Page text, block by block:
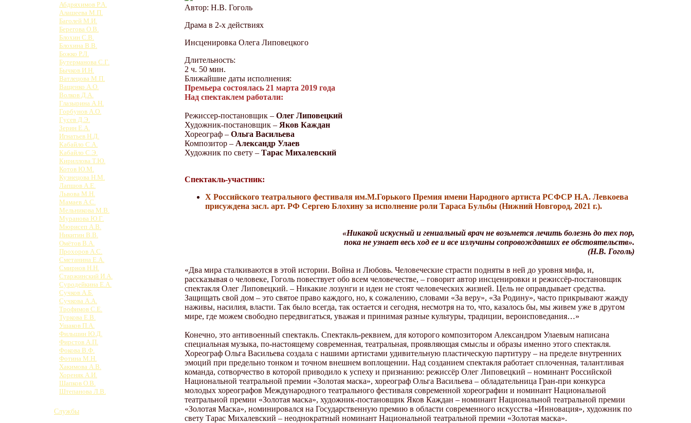
Абдряхимов Р.А.
Алашеева М.П.
Баголей М.И.
Берегова О.В.
Блохин С.В.
Блохина В.В.
Божко Р.Л.
Бутерманова С.Г.
Бычков И.Н.
Ватлецова М.П.
Ващенко А.О.
Волков Д.А.
Глазырина А.Н.
Горбунов А.О.
Гусев Д.Э.
Зерин Е.А.
Игнатьев Н.Д.
Кабайло С.А.
Кабайло С.Э.
Кириллова Т.Ю.
Котов Ю.М.
Кузнецова Н.М.
Лапшов А.Е.
Львова М.Н.
Мамаев А.С.
Мельникова М.В.
Муранова Ю.Г.
Мюрисеп А.В.
Никитин В.В.
Омётов В.А.
Прохоров А.С.
Сметанина Е.А.
Смирнов Н.Н.
Старжинский И.А.
Суродейкина Е.А.
Сучков А.Б.
Сучкова А.А.
Трофимов С.Е.
Туркова Е.В.
Ушаков П.А.
Фильшин Ю.Д.
Фирстов А.П.
Фокова В.Ф.
Фотина М.Н.
Хакимова А.В.
Хореняк А.И.
Шапков О.В.
Штепанова Л.В.
Службы
Автор: Н.В. Гоголь
Драма в 2-х действиях
Инсценировка Олега Липовецкого
Длительность:
2 ч. 50 мин.
Ближайшие даты исполнения:
Премьера состоялась 21 марта 2019 года
Над спектаклем работали:
Режиссер-постановщик – Олег Липовецкий
Художник-постановщик – Яков Каждан
Хореограф – Ольга Васильева
Композитор – Александр Улаев
Художник по свету – Тарас Михалевский
Спектакль-участник:
Х Российского театрального фестиваля им.М.Горького Премия имени Народного артиста РСФСР Н.А. Левкоева
присуждена засл. арт. РФ Сергею Блохину за исполнение роли Тараса Бульбы (Нижний Новгород, 2021 г.).
«Никакой искусный и гениальный врач не возьмется лечить болезнь до тех пор,
пока не узнает весь ход ее и все излучины сопровождавших ее обстоятельств».
(Н.В. Гоголь)
«Два мира сталкиваются в этой истории. Война и Любовь. Человеческие страсти подняты в ней до уровня мифа, и,
рассказывая о человеке, Гоголь повествует обо всем человечестве, – говорит автор инсценировки и режиссёр-постановщик
спектакля Олег Липовецкий. – Никакие лозунги и идеи не стоят человеческих жизней. Цель не оправдывает средства.
Защищать свой дом – это святое право каждого, но, к сожалению, словами «За веру», «За Родину», часто прикрывают жажду
наживы, насилия, власти. Так было всегда, так остается и сегодня, несмотря на то, что, казалось бы, мы живем уже в другом
мире, где можем свободно передвигаться, уважая и принимая разные культуры, традиции, вероисповедания…»
Конечно, это антивоенный спектакль. Спектакль-реквием, для которого композитором Александром Улаевым написана
специальная музыка, по-настоящему современная, театральная, проявляющая смыслы и образы именно этого спектакля.
Хореограф Ольга Васильева создала с нашими артистами удивительную пластическую партитуру – на пределе внутренних
эмоций при предельно тонком и точном внешнем воплощении. Над созданием спектакля работает сплоченная, талантливая
команда, сотворчество в которой приводило к успеху и признанию: режиссёр Олег Липовецкий – номинант Российской
Национальной театральной премии «Золотая маска», хореограф Ольга Васильева – обладательница Гран-при конкурса
молодых хореографов Международного театрального фестиваля современной хореографии и номинант Национальной
театральной премии «Золотая маска», художник-постановщик Яков Каждан – номинант Национальной театральной премии
«Золотая Маска», номинировался на Государственную премию в области современного искусства «Инновация», художник по
свету Тарас Михалевский – неоднократный номинант Национальной театральной премии «Золотая маска».